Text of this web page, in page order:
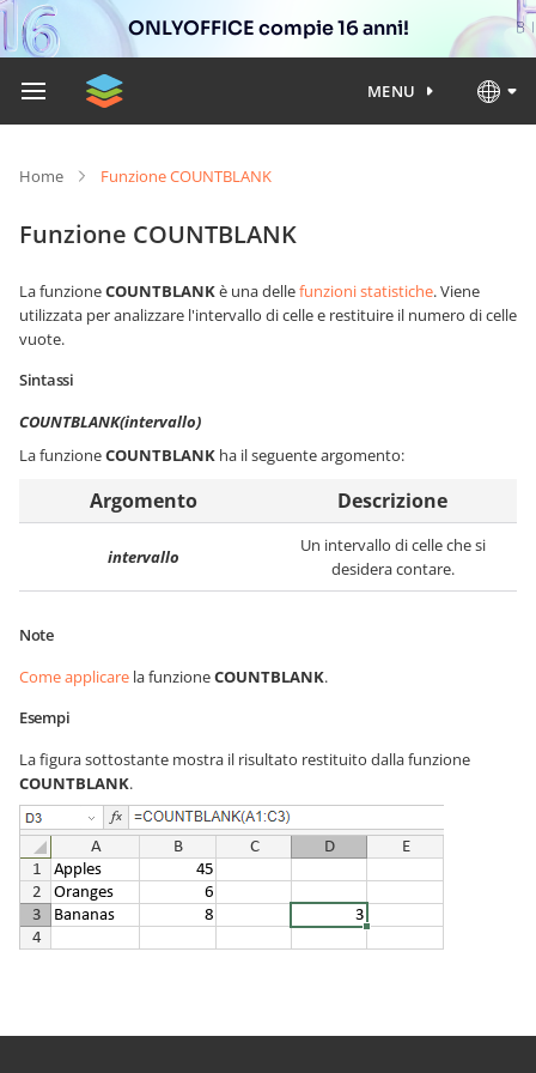
ONLYOFFICE compie 16 anni!
MENU
Home Funzione COUNTBLANK
Funzione COUNTBLANK
La funzioneCOUNTBLANKè una dellefunzioni statistiche. Viene
utilizzata per analizzare l'intervallo di celle e restituire il numero di celle
vuote.
Sintassi
COUNTBLANK(intervallo)
La funzioneCOUNTBLANK ha il seguente argomento:
Argomento Descrizione
intervallo
Un intervallo di celle che si
desidera contare.
Note
Come applicare la funzioneCOUNTBLANK.
Esempi
La figura sottostante mostra il risultato restituito dalla funzione
COUNTBLANK.